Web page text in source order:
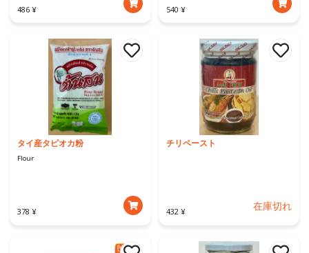
486 ¥ 540 ¥
タイ産タピオカ粉
Flour
378 ¥
チリペースト
432 ¥ 在庫切れ